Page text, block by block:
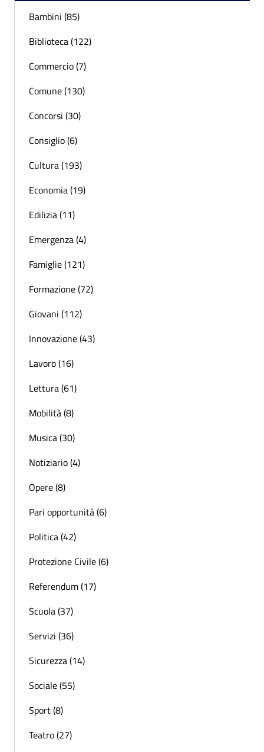
Bambini (85)
Biblioteca (122)
Commercio (7)
Comune (130)
Concorsi (30)
Consiglio (6)
Cultura (193)
Economia (19)
Edilizia (11)
Emergenza (4)
Famiglie (121)
Formazione (72)
Giovani (112)
Innovazione (43)
Lavoro (16)
Lettura (61)
Mobilità (8)
Musica (30)
Notiziario (4)
Opere (8)
Pari opportunità (6)
Politica (42)
Protezione Civile (6)
Referendum (17)
Scuola (37)
Servizi (36)
Sicurezza (14)
Sociale (55)
Sport (8)
Teatro (27)